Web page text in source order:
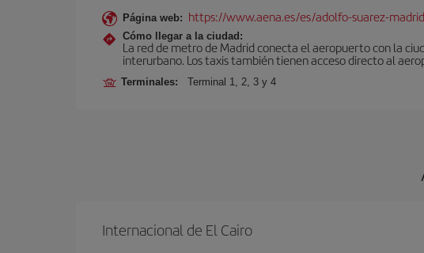
Página web: https://www.aena.es/es/adolfo-suarez-
Cómo llegar a la ciudad:
La red de metro de Madrid conecta el aeropuerto con la
interurbano. Los taxis también tienen acceso directo al
Terminales: Terminal 1, 2, 3 y 4
Internacional de El Cairo